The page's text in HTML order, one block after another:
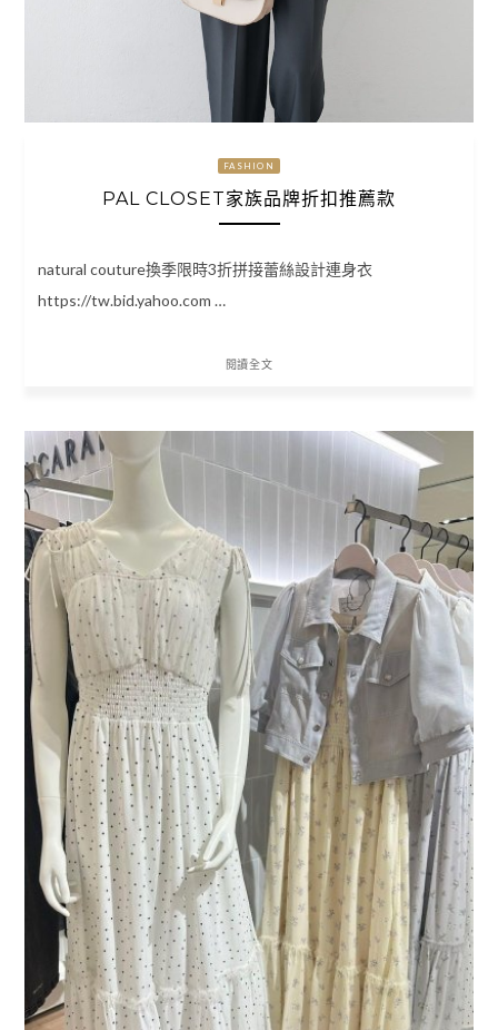
FASHION
PAL CLOSET家族品牌折扣推薦款
natural couture換季限時3折拼接蕾絲設計連身衣
https://tw.bid.yahoo.com …
閱讀全文